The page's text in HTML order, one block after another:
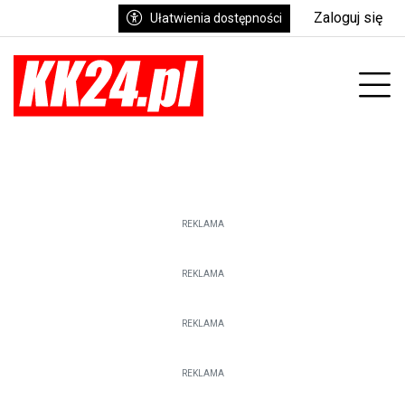
Ułatwienia dostępności Zaloguj się
REKLAMA
REKLAMA
REKLAMA
REKLAMA